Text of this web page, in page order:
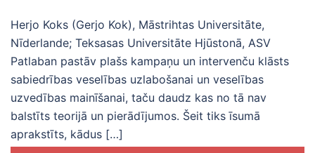
plānošanas protokols
“Intervention Mapping”
Herjo Koks (Gerjo Kok), Māstrihtas Universitāte,
Nīderlande; Teksasas Universitāte Hjūstonā, ASV
Patlaban pastāv plašs kampaņu un intervenču klāsts
sabiedrības veselības uzlabošanai un veselības
uzvedības mainīšanai, taču daudz kas no tā nav
balstīts teorijā un pierādījumos. Šeit tiks īsumā
aprakstīts, kādus […]